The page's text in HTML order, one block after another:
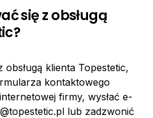
się z obsługą
klienta Topestetic,
kontaktowego
firmy, wysłać e-
lub zadzwonić